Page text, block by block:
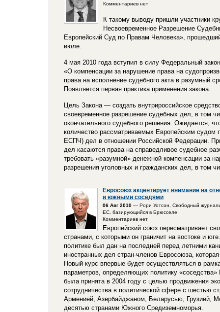
Комментариев нет
К такому выводу пришли участники
Несвоевременное Разрешение
Европейский Суд по Правам Человека»,
июле.
4 мая 2010 года вступил в силу Федеральный
«О компенсации за нарушение права на
права на исполнение судебного акта в разумный
Появляется первая практика применения закона.
Цель Закона — создать внутрироссийское
своевременное разрешение судебных дел, в том
окончательного судебного решения. Ожидается,
количество рассматриваемых Европейским судом
ЕСПЧ) дел в отношении Российской Федерации.
дел касаются права на справедливое судебное
требовать «разумной» денежной компенсации за
разрешения уголовных и гражданских дел, в том
Евросоюз акцентирует внимание на
и южными соседями
06 Авг 2010 — Рори Уотсон, Свободный
ЕС, базирующийся в Брюсселе
Комментариев нет
Европейский союз пересматривает
странами, с которыми он граничит на востоке и
политике был дан на последней перед летними
иностранных дел стран-членов Евросоюза,
Новый курс впервые будет осуществляться в
параметров, определяющих политику
была принята в 2004 году с целью продвижения
сотрудничества в политической сфере с шестью
Арменией, Азербайджаном, Беларусью, Грузией,
десятью странами Южного Средиземноморья.